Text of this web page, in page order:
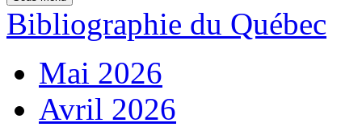
Bibliographie du Québec
Mai 2026
Avril 2026